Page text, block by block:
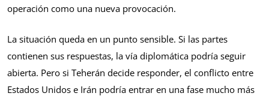
operación como una nueva provocación.
La situación queda en un punto sensible. Si las partes
contienen sus respuestas, la vía diplomática podría seguir
abierta. Pero si Teherán decide responder, el conflicto entre
Estados Unidos e Irán podría entrar en una fase mucho más